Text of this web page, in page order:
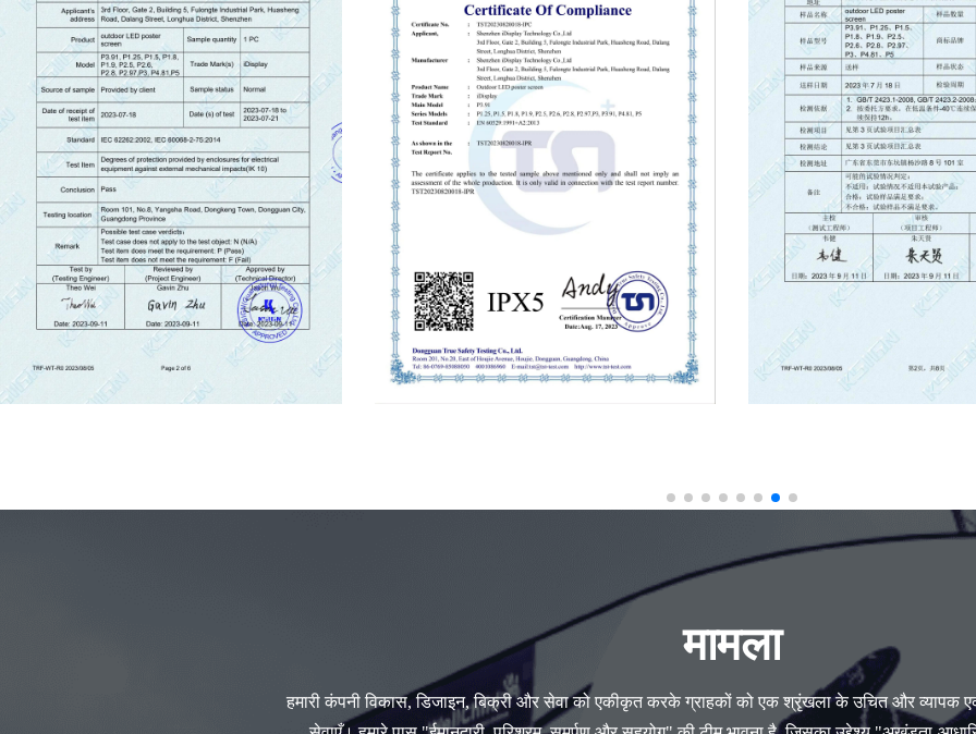
मामला
हमारी कंपनी विकास, डिजाइन, बिक्री और सेवा को एकीकृत करके ग्राहकों को एक श्रृंखला के उचित और व्यापक